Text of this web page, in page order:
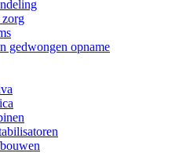
gedwongen opname